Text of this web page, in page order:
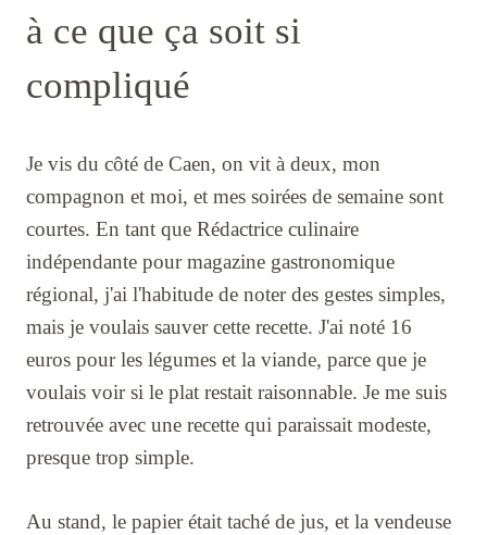
à ce que ça soit si
compliqué
Je vis du côté de Caen, on vit à deux, mon
compagnon et moi, et mes soirées de semaine sont
courtes. En tant que Rédactrice culinaire
indépendante pour magazine gastronomique
régional, j'ai l'habitude de noter des gestes simples,
mais je voulais sauver cette recette. J'ai noté 16
euros pour les légumes et la viande, parce que je
voulais voir si le plat restait raisonnable. Je me suis
retrouvée avec une recette qui paraissait modeste,
presque trop simple.
Au stand, le papier était taché de jus, et la vendeuse